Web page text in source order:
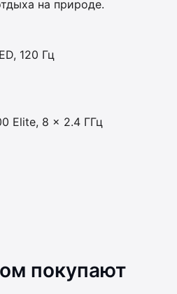
на природе.
120 Гц
Elite, 8 x 2.4 ГГц
покупают